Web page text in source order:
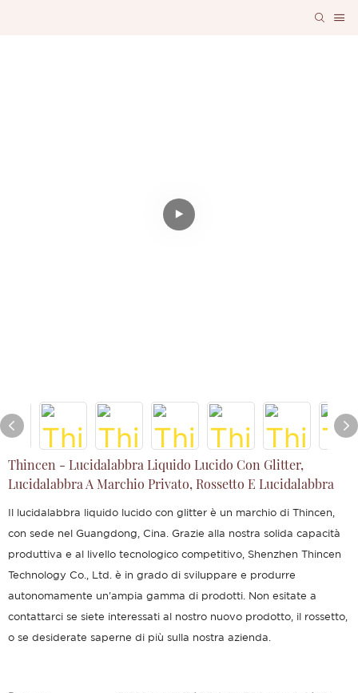
Thincen - Lucidalabbra Liquido Lucido Con Glitter,
Lucidalabbra A Marchio Privato, Rossetto E Lucidalabbra
Il lucidalabbra liquido lucido con glitter è un marchio di Thincen,
con sede nel Guangdong, Cina. Grazie alla nostra solida capacità
produttiva e al livello tecnologico competitivo, Shenzhen Thincen
Technology Co., Ltd. è in grado di sviluppare e produrre
autonomamente un'ampia gamma di prodotti. Non esitate a
contattarci se siete interessati al nostro nuovo prodotto, il rossetto,
o se desiderate saperne di più sulla nostra azienda.